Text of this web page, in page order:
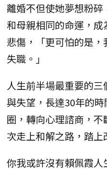
離婚不但使她夢想粉
和母親相同的命運，
悲傷，「更可怕的是
失職。」
人生前半場最重要的
與失望，長達30年的
圈，轉向心理諮商，
次走上和解之路，踏上
你我或許沒有賴佩霞